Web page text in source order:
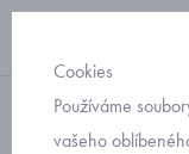
zimní
Cookies
Používáme
vašeho